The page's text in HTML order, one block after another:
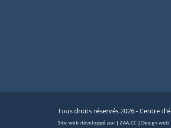
Tous droits réservés 2026 - Centre
Site web développé par [ ZAA.CC ] Design web